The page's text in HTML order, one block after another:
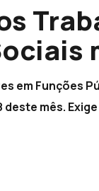
em Funções
deste mês.